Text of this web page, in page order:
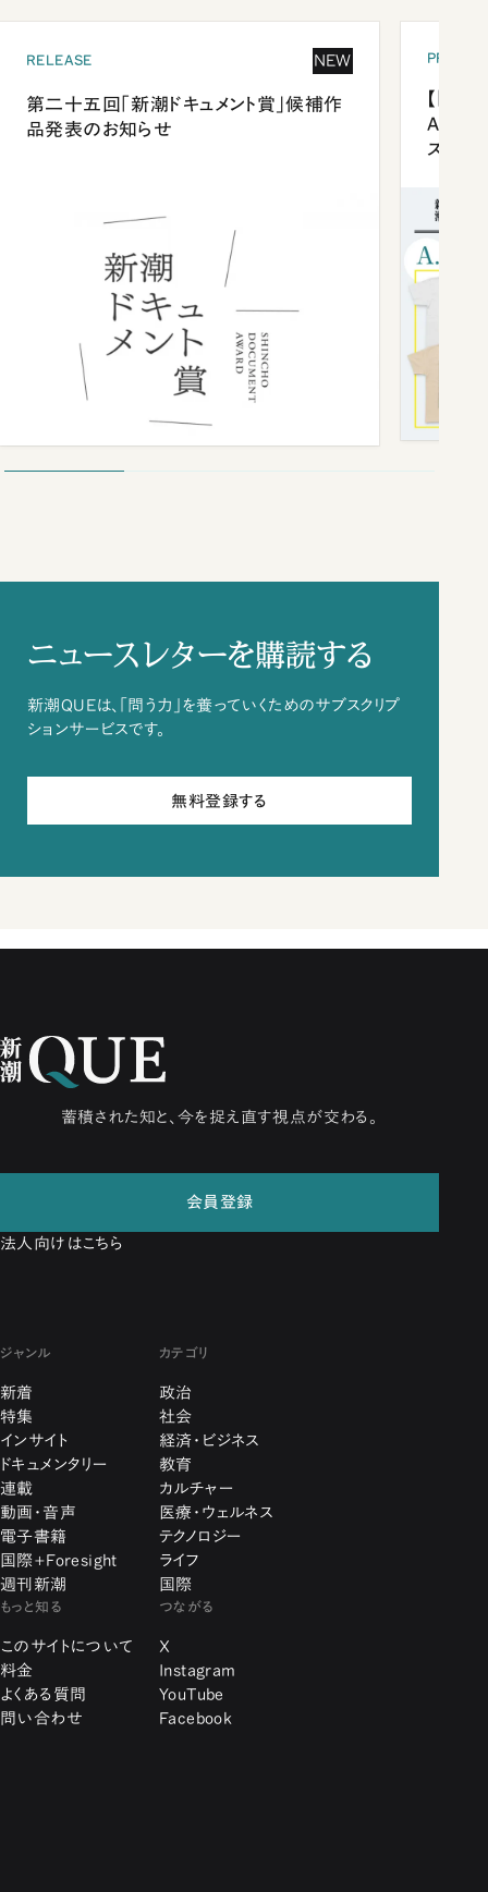
RELEASE NEW
第二十五回「新潮ドキュメント賞」候補作
品発表のお知らせ
【「新
ズプレ
ニュースレターを購読する
新潮QUEは、「問う力」を養っていくためのサブスクリプ
ションサービスです。
無料登録する
蓄積された知と、今を捉え直す視点が交わる。
会員登録
法人向けはこちら
ジャンル
新着
特集
インサイト
ドキュメンタリー
連載
動画・音声
電子書籍
国際+Foresight
週刊新潮
カテゴリ
政治
社会
経済・ビジネス
教育
カルチャー
医療・ウェルネス
テクノロジー
ライフ
国際
もっと知る
このサイトについて
料金
よくある質問
問い合わせ
つながる
X
Instagram
YouTube
Facebook